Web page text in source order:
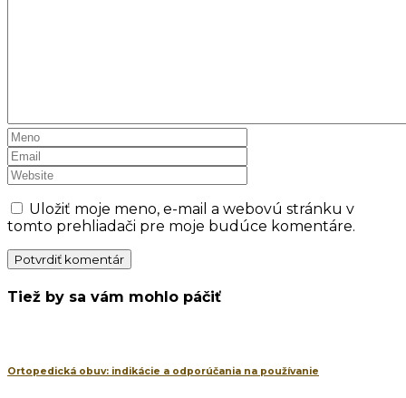
Uložiť moje meno, e-mail a webovú stránku v
tomto prehliadači pre moje budúce komentáre.
Tiež by sa vám mohlo páčiť
Ortopedická obuv: indikácie a odporúčania na používanie